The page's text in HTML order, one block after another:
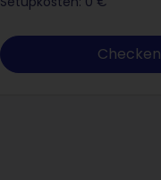
Checken